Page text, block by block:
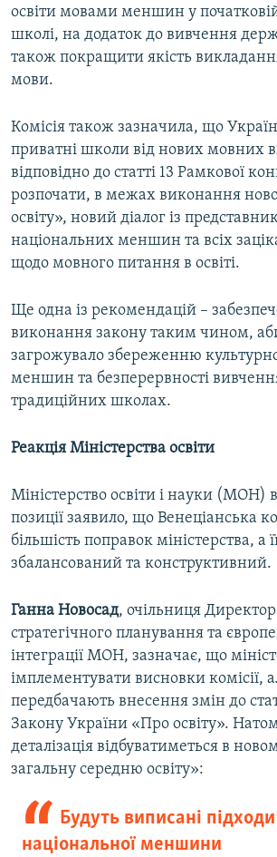
освіти мовами меншин у
школі, на додаток до вивчення
також покращити якість
мови.
Комісія також зазначила, що
приватні школи від нових мовних
відповідно до статті 13 Рамкової
розпочати, в межах виконання
освіту», новий діалог із
національних меншин та всіх
щодо мовного питання в освіті.
Ще одна із рекомендацій –
виконання закону таким чином,
загрожувало збереженню
меншин та безперервності
традиційних школах.
Реакція Міністерства освіти
Міністерство освіти і науки (МОН)
позиції заявило, що Венеціанська
більшість поправок міністерства, а
збалансований та конструктивний.
Ганна Новосад, очільниця
стратегічного планування та
інтеграції МОН, зазначає, що
імплементувати висновки комісії,
передбачають внесення змін до
Закону України «Про освіту».
деталізація відбуватиметься в
загальну середню освіту»:
Будуть виписані
національної меншини